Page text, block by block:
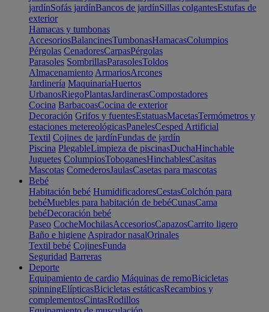
jardínSofás jardínBancos de jardínSillas colgantesEstufas de
exterior
Hamacas y tumbonas
AccesoriosBalancinesTumbonasHamacasColumpios
Pérgolas CenadoresCarpasPérgolas
Parasoles SombrillasParasolesToldos
Almacenamiento ArmariosArcones
Jardinería MaquinariaHuertos
UrbanosRiegoPlantasJardinerasCompostadores
Cocina BarbacoasCocina de exterior
Decoración Grifos y fuentesEstatuasMacetasTermómetros y
estaciones metereológicasPanelesCesped Artificial
Textil Cojines de jardínFundas de jardín
Piscina PlegableLimpieza de piscinasDuchaHinchable
Juguetes ColumpiosToboganesHinchablesCasitas
Mascotas ComederosJaulasCasetas para mascotas
Bebé
Habitación bebé HumidificadoresCestasColchón para
bebéMuebles para habitación de bebéCunasCama
bebéDecoración bebé
Paseo CocheMochilasAccesoriosCapazosCarrito ligero
Baño e higiene Aspirador nasalOrinales
Textil bebé CojinesFunda
Seguridad Barreras
Deporte
Equipamiento de cardio Máquinas de remoBicicletas
spinningElípticasBicicletas estáticasRecambios y
complementosCintasRodillos